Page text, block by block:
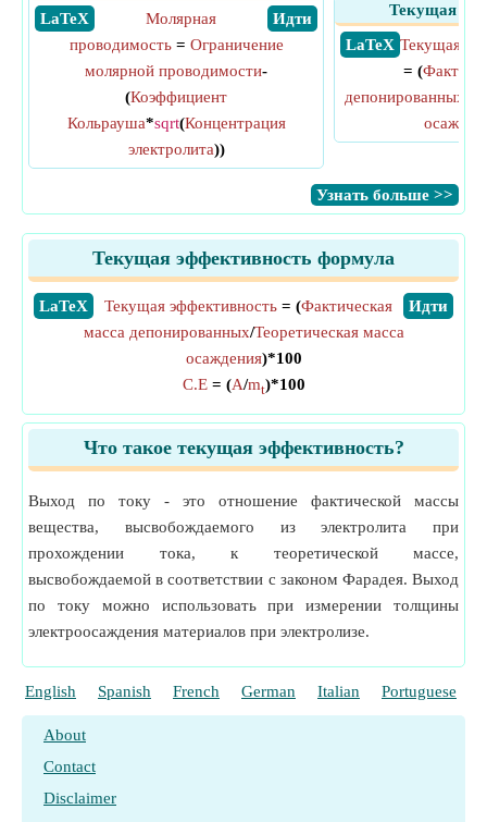
​ LaTeX
​ Идти
Молярная
проводимость= Ограничение
молярной проводимости-
(Коэффициент
Кольрауша*sqrt(Концентрация
электролита))
Текущая
​ LaTeX Текущая
= (
депонированных
​Узнать больше >>
Текущая эффективность формула
​LaTeX ​Идти
Текущая эффективность = (Фактическая
масса депонированных/Теоретическая масса
осаждения)*100
C.E= (A/mt)*100
Что такое текущая эффективность?
Выход по току - это отношение фактической массы
вещества, высвобождаемого из электролита при
прохождении тока, к теоретической массе,
высвобождаемой в соответствии с законом Фарадея. Выход
по току можно использовать при измерении толщины
электроосаждения материалов при электролизе.
English Spanish French German Italian Portuguese
About
Contact
Disclaimer